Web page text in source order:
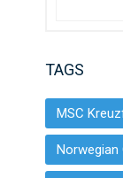
TAGS
MSC
Norwegian